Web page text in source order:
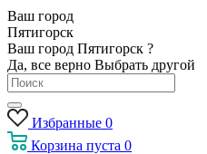
Ваш город
Пятигорск
Ваш город Пятигорск ?
Да, все верно Выбрать другой
Избранные 0
Корзина пуста 0